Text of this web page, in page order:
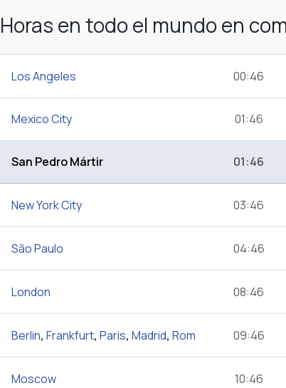
Horas en todo el mundo en
Los Angeles 00:46
Mexico City 01:46
San Pedro Mártir 01:46
New York City 03:46
São Paulo 04:46
London 08:46
Berlin, Frankfurt, Paris, Madrid, Rom 09:46
Moscow 10:46